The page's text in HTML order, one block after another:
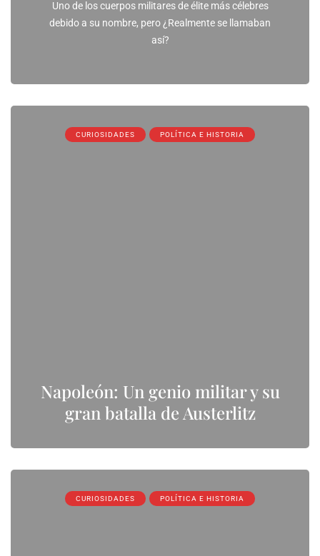
Uno de los cuerpos militares de élite más célebres
debido a su nombre, pero ¿Realmente se llamaban
así?
CURIOSIDADES POLÍTICA E HISTORIA
Napoleón: Un genio militar y su
gran batalla de Austerlitz
CURIOSIDADES POLÍTICA E HISTORIA